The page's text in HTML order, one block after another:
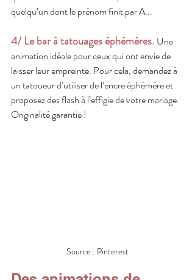
quelqu’un dont le prénom finit par A...
4/ Le bar à tatouages éphémères. Une
animation idéale pour ceux qui ont envie de
laisser leur empreinte. Pour cela, demandez à
un tatoueur d’utiliser de l’encre éphémère et
proposez des flash à l’effigie de votre mariage.
Originalité garantie !
Source : Pinterest